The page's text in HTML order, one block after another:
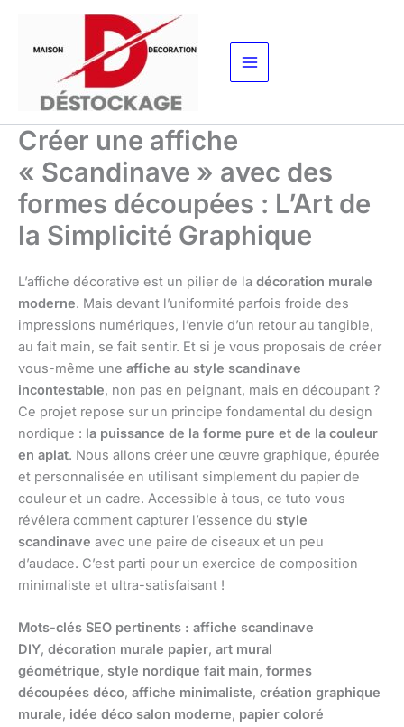
contenu
Créer une affiche
« Scandinave » avec des
formes découpées : L’Art de
la Simplicité Graphique
L’affiche décorative est un pilier de la décoration murale
moderne. Mais devant l’uniformité parfois froide des
impressions numériques, l’envie d’un retour au tangible,
au fait main, se fait sentir. Et si je vous proposais de créer
vous-même une affiche au style scandinave
incontestable, non pas en peignant, mais en découpant ?
Ce projet repose sur un principe fondamental du design
nordique : la puissance de la forme pure et de la couleur
en aplat. Nous allons créer une œuvre graphique, épurée
et personnalisée en utilisant simplement du papier de
couleur et un cadre. Accessible à tous, ce tuto vous
révélera comment capturer l’essence du style
scandinave avec une paire de ciseaux et un peu
d’audace. C’est parti pour un exercice de composition
minimaliste et ultra-satisfaisant !
Mots-clés SEO pertinents : affiche scandinave
DIY, décoration murale papier, art mural
géométrique, style nordique fait main, formes
découpées déco, affiche minimaliste, création graphique
murale, idée déco salon moderne, papier coloré